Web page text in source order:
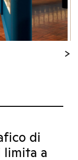
di
limita a